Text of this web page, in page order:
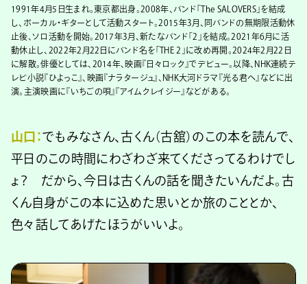
1991年4月5日生まれ。東京都出身。2008年、バンド「The SALOVERS」を結成
し、ボーカル・ギターとして活動スタート。2015年3月、同バンドの無期限活動休
止後、ソロ活動を開始。2017年3月、新たなバンド「2」を結成。2021年6月に活
動休止し、2022年2月22日にバンド名を「THE 2」に改め再開。2024年2月22日
に解散。俳優としては、2014年、映画『日々ロック』でデビュー。以降、NHK連続テ
レビ小説『ひよっこ』、映画『ナラタージュ』、NHK大河ドラマ『光る君へ』などに出
演。主演映画に『いちごの唄』『アイムクレイジー』などがある。
山口：でもみなさん、古くん（古舘）のこの本を読んで、
平日のこの時間にわざわざ来てくださってるわけでし
ょ？ だから、今日は古くんの話を聞きたいんだよ。古
くん自身がこの本に込めた思いとか旅のこととか、
色々話してあげたほうがいいよ。